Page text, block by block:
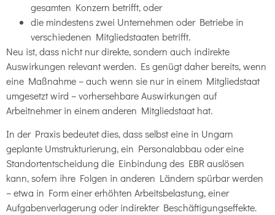
gesamten Konzern betrifft, oder
die mindestens zwei Unternehmen oder Betriebe in
verschiedenen Mitgliedstaaten betrifft.
Neu ist, dass nicht nur direkte, sondern auch indirekte
Auswirkungen relevant werden. Es genügt daher bereits, wenn
eine Maßnahme – auch wenn sie nur in einem Mitgliedstaat
umgesetzt wird – vorhersehbare Auswirkungen auf
Arbeitnehmer in einem anderen Mitgliedstaat hat.
In der Praxis bedeutet dies, dass selbst eine in Ungarn
geplante Umstrukturierung, ein Personalabbau oder eine
Standortentscheidung die Einbindung des EBR auslösen
kann, sofern ihre Folgen in anderen Ländern spürbar werden
– etwa in Form einer erhöhten Arbeitsbelastung, einer
Aufgabenverlagerung oder indirekter Beschäftigungseffekte.